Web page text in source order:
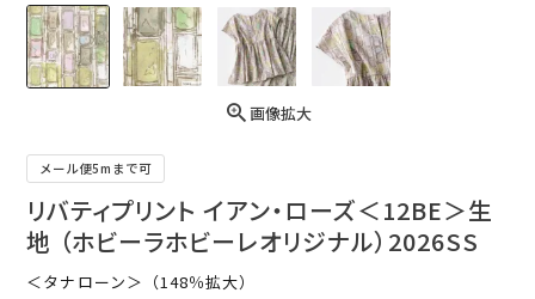
画像拡大
メール便5mまで可
リバティプリント イアン・ローズ＜12BE＞生
地 （ホビーラホビーレオリジナル）2026SS
＜タナローン＞（148％拡大）